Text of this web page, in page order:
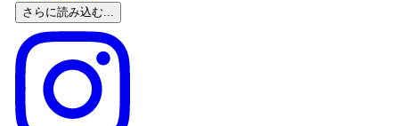
さらに読み込む...